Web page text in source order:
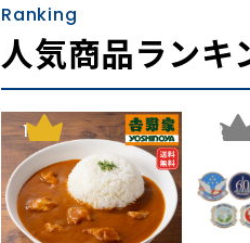
Ranking
人気商品ランキ
1 2